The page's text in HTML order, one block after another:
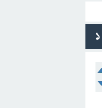
1